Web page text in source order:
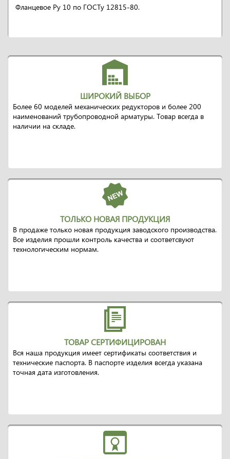
Фланцевое Py 10 по ГОСТу 12815-80.
ШИРОКИЙ ВЫБОР
Более 60 моделей механических редукторов и более 200
наименований трубопроводной арматуры. Товар всегда в
наличии на складе.
ТОЛЬКО НОВАЯ ПРОДУКЦИЯ
В продаже только новая продукция заводского производства.
Все изделия прошли контроль качества и соответсвуют
технологическим нормам.
ТОВАР СЕРТИФИЦИРОВАН
Вся наша продукция имеет сертификаты соответствия и
технические паспорта. В паспорте изделия всегда указана
точная дата изготовления.